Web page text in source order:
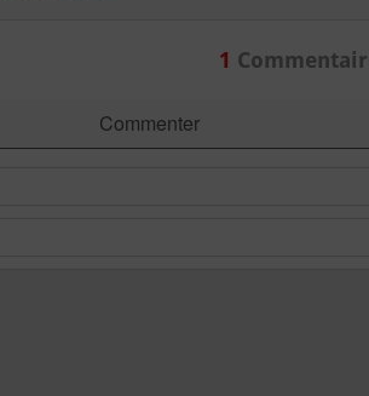
1
Commenter